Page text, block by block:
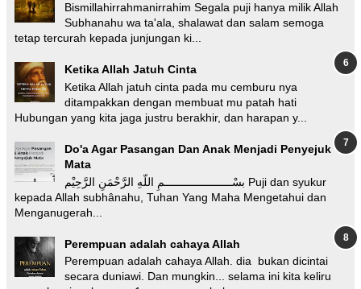
Bismillahirrahmanirrahim Segala puji hanya milik Allah
Subhanahu wa ta'ala, shalawat dan salam semoga
tetap tercurah kepada junjungan ki...
Ketika Allah Jatuh Cinta
Ketika Allah jatuh cinta pada mu cemburu nya
ditampakkan dengan membuat mu patah hati
Hubungan yang kita jaga justru berakhir, dan harapan y...
Do'a Agar Pasangan Dan Anak Menjadi Penyejuk
Mata
بسْـــــــــــــــــــــمِ اللّهِ الرَّحْمَنِ الرَّحِيْم Puji dan syukur
kepada Allah subhânahu, Tuhan Yang Maha Mengetahui dan
Menganugerah...
Perempuan adalah cahaya Allah
Perempuan adalah cahaya Allah. dia bukan dicintai
secara duniawi. Dan mungkin... selama ini kita keliru